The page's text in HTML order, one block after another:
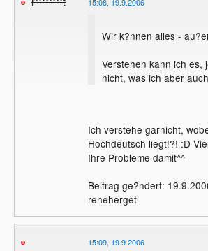
15:08, 19.9.2006
Wir k?nnen alles -
Verstehen kann ich es,
nicht, was ich aber
Ich verstehe garnicht,
Hochdeutsch liegt!?! :D
Ihre Probleme damit^^
Beitrag ge?ndert:
reneherget
15:09, 19.9.2006